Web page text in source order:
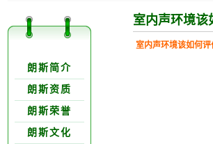
何评价–广州
室内声环境该
室内声环境该如何
朗斯简介
朗斯资质
朗斯荣誉
朗斯文化